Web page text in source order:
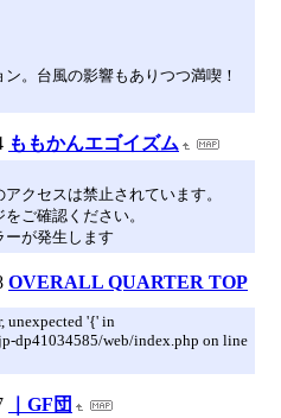
。台風の影響もありつつ満喫！
ももかんエゴイズム
クセスは禁止されています。
ご確認ください。
ーが発生します
OVERALL QUARTER TOP
unexpected '{' in
dp41034585/web/index.php on line
｜GF団